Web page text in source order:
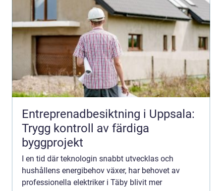
Entreprenadbesiktning i Uppsala:
Trygg kontroll av färdiga
byggprojekt
I en tid där teknologin snabbt utvecklas och
hushållens energibehov växer, har behovet av
professionella elektriker i Täby blivit mer